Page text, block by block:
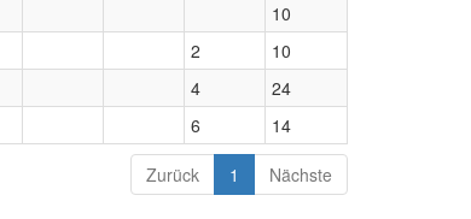
10
2
10
4
24
6
14
Zurück 1 Nächste